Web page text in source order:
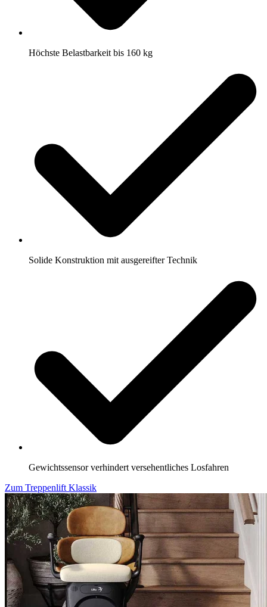
Höchste Belastbarkeit bis 160 kg
Solide Konstruktion mit ausgereifter Technik
Gewichtssensor verhindert versehentliches Losfahren
Zum Treppenlift Klassik